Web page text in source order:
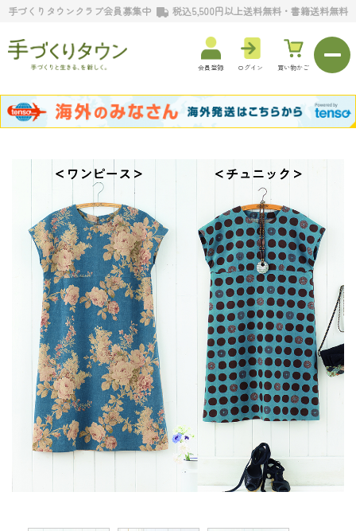
手づくりタウンクラブ会員募集中 税込5,500円以上送料無料・書籍送料無料
会員登録 ログイン 買い物かご